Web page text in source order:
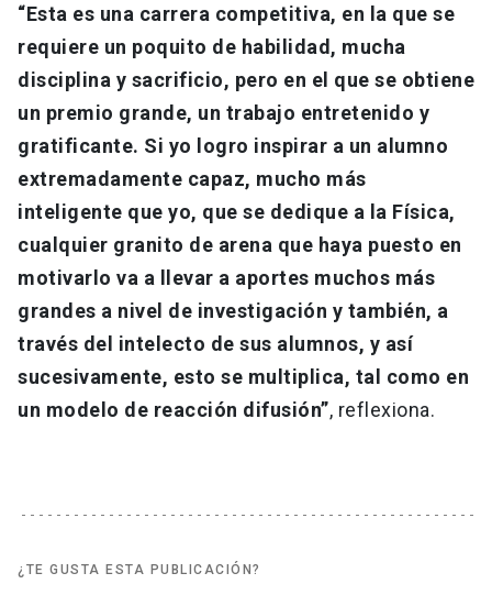
“Esta es una carrera competitiva, en la que se
requiere un poquito de habilidad, mucha
disciplina y sacrificio, pero en el que se obtiene
un premio grande, un trabajo entretenido y
gratificante. Si yo logro inspirar a un alumno
extremadamente capaz, mucho más
inteligente que yo, que se dedique a la Física,
cualquier granito de arena que haya puesto en
motivarlo va a llevar a aportes muchos más
grandes a nivel de investigación y también, a
través del intelecto de sus alumnos, y así
sucesivamente, esto se multiplica, tal como en
un modelo de reacción difusión”, reflexiona.
¿TE GUSTA ESTA PUBLICACIÓN?